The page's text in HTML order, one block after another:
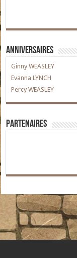
Anniversaires
Ginny WEASLEY
Evanna LYNCH
Percy WEASLEY
Partenaires